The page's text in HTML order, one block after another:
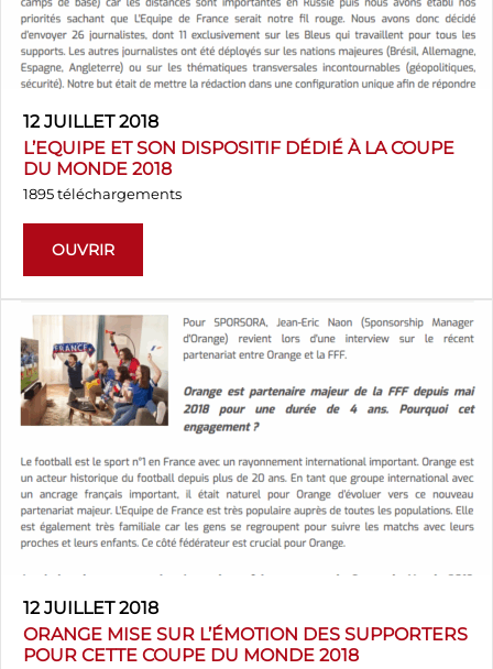
12 JUILLET 2018
L’EQUIPE ET SON DISPOSITIF DÉDIÉ À LA COUPE
DU MONDE 2018
1895 téléchargements
OUVRIR
12 JUILLET 2018
ORANGE MISE SUR L’ÉMOTION DES SUPPORTERS
POUR CETTE COUPE DU MONDE 2018